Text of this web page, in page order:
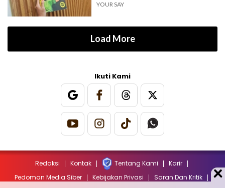
YOUR SAY
Load More
Ikuti Kami
Redaksi Kontak Tentang Kami
Karir
Pedoman Media Siber
Kebijakan Privasi
Saran Dan Kritik